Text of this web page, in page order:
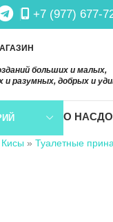
+7 (977) 677-
больших и малых,
и разумных, добрых и
О НАС
» Туалетные